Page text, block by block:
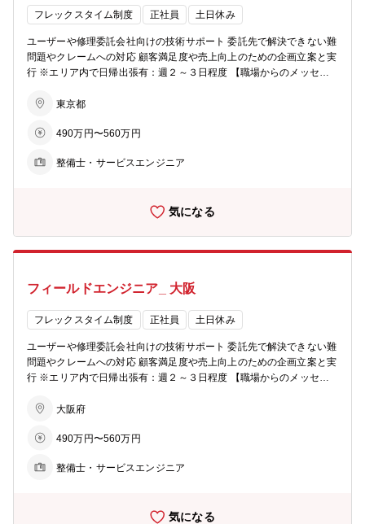
いる方はぜひご応募ください。ワクワクするような新しい製品づくり
ちしております。 【募集背景】 私たちの職場は、インクジェットプ
リンターのソフトウェア開発全般を担当しています。プリンター内に
組み込まれる制御系ファームウェアから、アプリケーション開発ま
想力を大切にしており、決まりきった機能をただ実装するのではな
造し、企画するところから参画できる開発体制です。
フレックスタイム制度 正社員 土日休み
ユーザーや修理委託会社向けの技術サポート 委託先で解決できない難
問題やクレームへの対応 顧客満足度や売上向上のための企画立案と実
行 ※エリア内で日帰出張有：週２～３日程度 【職場からのメッセー
主な業務です。お客様に最も近い立場で活動することで、感謝の言葉
点が大きなやりがいです。 【職場構成】 マネージャー：40代 メンバ
【その他】 同業種経験者歓迎
東京都
490万円〜560万円
整備士・サービスエンジニア
気になる
フィールドエンジニア_ 大阪
フレックスタイム制度 正社員 土日休み
ユーザーや修理委託会社向けの技術サポート 委託先で解決できない難
問題やクレームへの対応 顧客満足度や売上向上のための企画立案と実
行 ※エリア内で日帰出張有：週２～３日程度 【職場からのメッセー
主な業務です。お客様に最も近い立場で活動することで、感謝の言葉
点が大きなやりがいです。 【職場構成】 マネージャー：40代 メンバ
【その他】 同業種経験者歓迎
大阪府
490万円〜560万円
整備士・サービスエンジニア
気になる